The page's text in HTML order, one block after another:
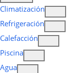
Climatización
Refrigeración
Calefacción
Piscina
Agua